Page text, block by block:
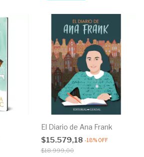
El Diario de Ana Frank
$15.579,18 -18% OFF
$18.999,00